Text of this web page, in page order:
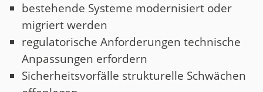
bestehende Systeme modernisiert oder
migriert werden
regulatorische Anforderungen technische
Anpassungen erfordern
Sicherheitsvorfälle strukturelle Schwächen